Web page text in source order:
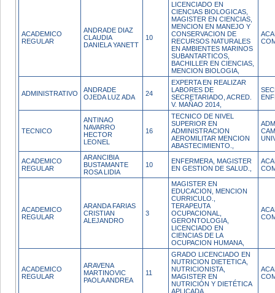
ACADEMICO
REGULAR
ANDRADE DIAZ
CLAUDIA
DANIELA YANETT
10
LICENCIADO EN
CIENCIAS BIOLOGICAS,
MAGISTER EN CIENCIAS,
MENCION EN MANEJO Y
CONSERVACION DE
RECURSOS NATURALES
EN AMBIENTES MARINOS
SUBANTARTICOS,
BACHILLER EN CIENCIAS,
MENCION BIOLOGIA,
ADMINISTRATIVO
ANDRADE
OJEDA LUZ ADA
24
EXPERTA EN REALIZAR
LABORES DE
SECRETARIADO, ACRED.
V. MAÑAO 2014,
TECNICO
ANTINAO
NAVARRO
HECTOR
LEONEL
16
TECNICO DE NIVEL
SUPERIOR EN
ADMINISTRACION
AEROMILITAR MENCION
ABASTECIMIENTO.,
ACADEMICO
REGULAR
ARANCIBIA
BUSTAMANTE
ROSA LIDIA
10
ENFERMERA, MAGISTER
EN GESTION DE SALUD.,
ACADEMICO
REGULAR
ARANDA FARIAS
CRISTIAN
ALEJANDRO
3
MAGISTER EN
EDUCACION, MENCION
CURRICULO.,
TERAPEUTA
OCUPACIONAL,
GERONTOLOGIA,
LICENCIADO EN
CIENCIAS DE LA
OCUPACION HUMANA,
ACADEMICO
REGULAR
ARAVENA
MARTINOVIC
PAOLA ANDREA
11
GRADO LICENCIADO EN
NUTRICION DIETETICA,
NUTRICIONISTA,
MAGISTER EN
NUTRICIÓN Y DIETÉTICA
APLICADA,